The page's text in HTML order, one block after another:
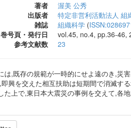
著者
渥美 公秀
出版者
特定非営利活動法人 組
雑誌
組織科学 (
巻号頁・発行日
vol.45, no.4, pp.36-46,
参考文献数
23
は,既存の規範が一時的にせよ遠のき,災
興を交えた相互扶助は短期間で消滅す
た上で,東日本大震災の事例を交えて,各